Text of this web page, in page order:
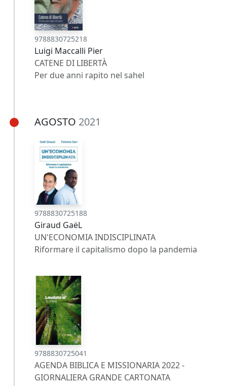
9788830725218
Luigi Maccalli Pier
CATENE DI LIBERTÀ
Per due anni rapito nel sahel
AGOSTO 2021
9788830725188
Giraud GaëL
UN'ECONOMIA INDISCIPLINATA
Riformare il capitalismo dopo la pandemia
9788830725041
AGENDA BIBLICA E MISSIONARIA 2022 -
GIORNALIERA GRANDE CARTONATA